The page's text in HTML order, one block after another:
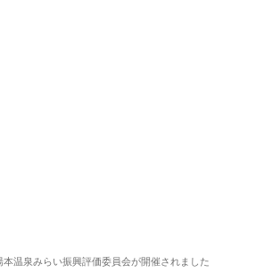
温泉みらい振興評価委員会が開催されました